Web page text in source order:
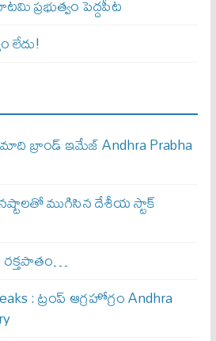
ప్రభుత్వం పెద్దపీట
లేదు!
మాది బ్రాండ్ ఇమేజ్ Andhra Prabha
నష్టాలతో ముగిసిన దేశీయ స్టాక్
రక్తపాతం…
: ట్రంప్ ఆగ్ర‌హోగ్రం Andhra